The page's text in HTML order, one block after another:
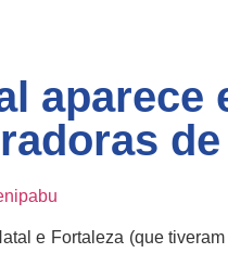
e Fortaleza (que